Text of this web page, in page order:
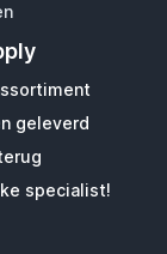
geleverd
specialist!